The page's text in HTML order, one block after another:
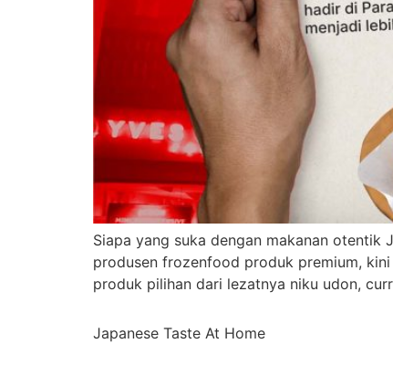
Siapa yang suka dengan makanan otentik
produsen frozenfood produk premium,
produk pilihan dari lezatnya niku udon,
Japanese Taste At Home